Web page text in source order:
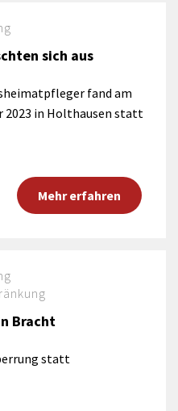
sich aus
fand am
2023 in Holthausen statt
Mehr erfahren
Bracht
statt